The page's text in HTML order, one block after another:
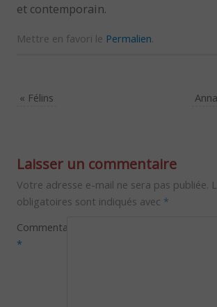
et contemporain.
Mettre en favori le Permalien.
« Félins
Laisser un commentaire
Votre adresse e-mail ne sera pas publiée.
obligatoires sont indiqués avec *
Commentaire
*